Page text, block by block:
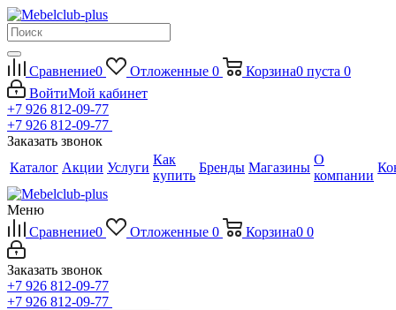
Сравнение0 Отложенные 0 Корзина0 пуста 0
ВойтиМой кабинет
+7 926 812-09-77
+7 926 812-09-77
Заказать звонок
Каталог Акции Услуги
Как
купить
Бренды Магазины
О
компании
Меню
Сравнение0 Отложенные 0 Корзина0 0
Заказать звонок
+7 926 812-09-77
+7 926 812-09-77